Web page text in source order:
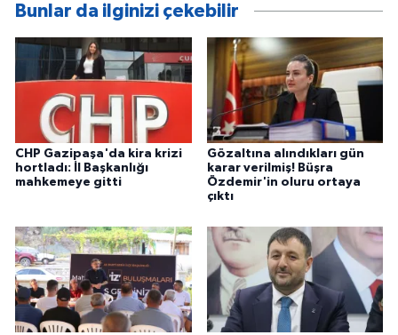
Bunlar da ilginizi çekebilir
CHP Gazipaşa'da kira krizi
hortladı: İl Başkanlığı
mahkemeye gitti
Gözaltına alındıkları gün
karar verilmiş! Büşra
Özdemir'in oluru ortaya
çıktı